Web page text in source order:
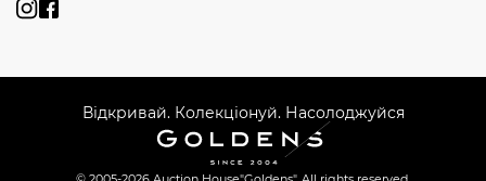
Відкривай. Колекціонуй. Насолоджуйся